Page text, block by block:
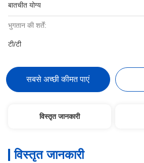
बातचीत योग्य
भुगतान की शर्तें:
टी/टी
सबसे अच्छी कीमत पाएं
विस्तृत जानकारी
विस्तृत जानकारी